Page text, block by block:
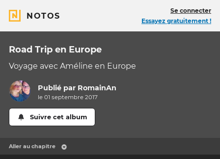
NOTOS
Se connecter
Essayez gratuitement !
Road Trip en Europe
Voyage avec Améline en Europe
Publié par RomainAn
le 01 septembre 2017
Suivre cet album
Aller au chapitre